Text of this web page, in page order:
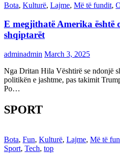
Bota, Kulturë, Lajme, Më të fundit,
E megjithatë Amerika është
shqiptarët
adminadmin March 3, 2025
Nga Dritan Hila Vështirë se ndonjë
politikën e jashtme, pas takimit
Po…
SPORT
Bota, Fun, Kulturë, Lajme, Më të
Sport, Tech, top